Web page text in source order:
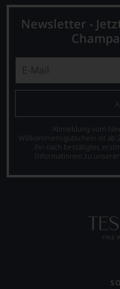
Newsletter -
Abmeldung vom
Willkommensgutschein ist ab
ihn nach bestätigter,
Informationen zu